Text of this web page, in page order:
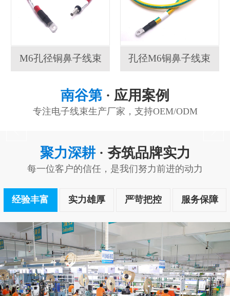
M6孔径铜鼻子线束 孔径M6铜鼻子线束
南谷第 · 应用案例
专注电子线束生产厂家，支持OEM/ODM
聚力深耕· 夯筑品牌实力
每一位客户的信任，是我们努力前进的动力
经验丰富 实力雄厚 严苛把控 服务保障